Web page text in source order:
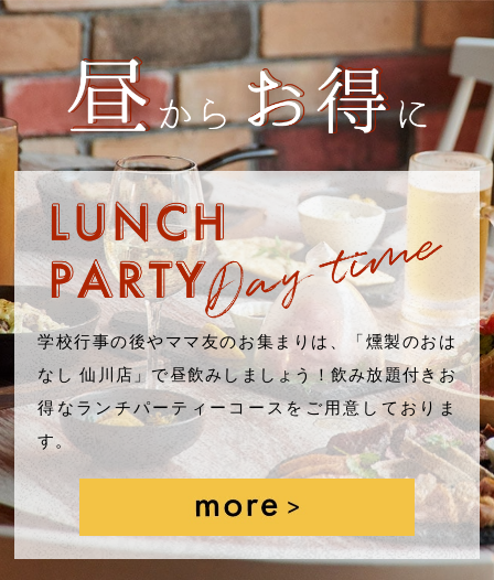
学校行事の後やママ友のお集まりは、「燻製のおは
なし 仙川店」で昼飲みしましょう！飲み放題付きお
得なランチパーティーコースをご用意しておりま
す。